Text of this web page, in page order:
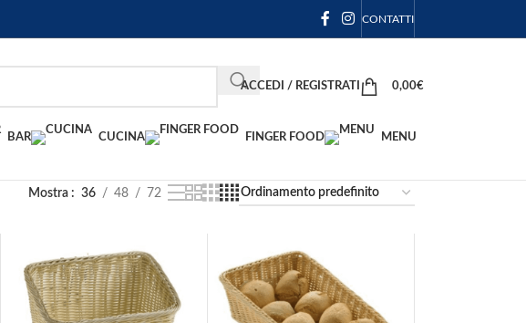
CONTATTI
ACCEDI / REGISTRATI 0,00€
BAR CUCINA FINGER FOOD MENU
Mostra 36 48 72